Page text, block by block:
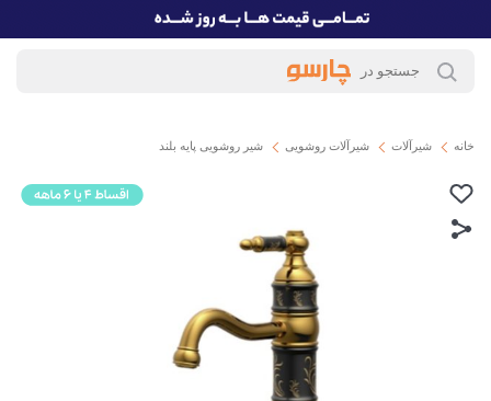
خانه شیرآلات شیرآلات روشویی شیر روشویی پایه بلند